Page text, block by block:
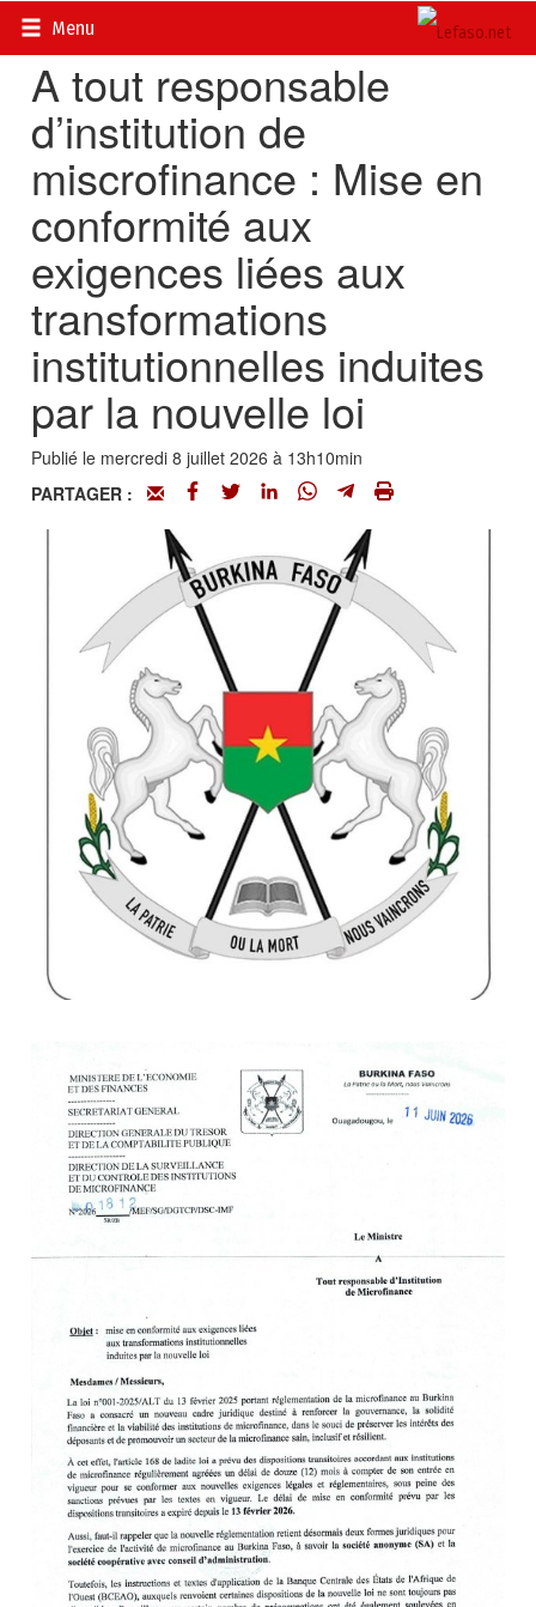
Menu
Accueil>
A tout responsable
d’institution de
miscrofinance : Mise en
conformité aux
exigences liées aux
transformations
institutionnelles induites
par la nouvelle loi
Publié le mercredi 8 juillet 2026 à 13h10min
PARTAGER :